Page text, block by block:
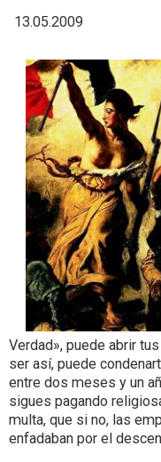
13.05.2009
Verdad», puede abrir
ser así, puede
entre dos meses y un
sigues pagando
multa, que si no, las
enfadaban por el